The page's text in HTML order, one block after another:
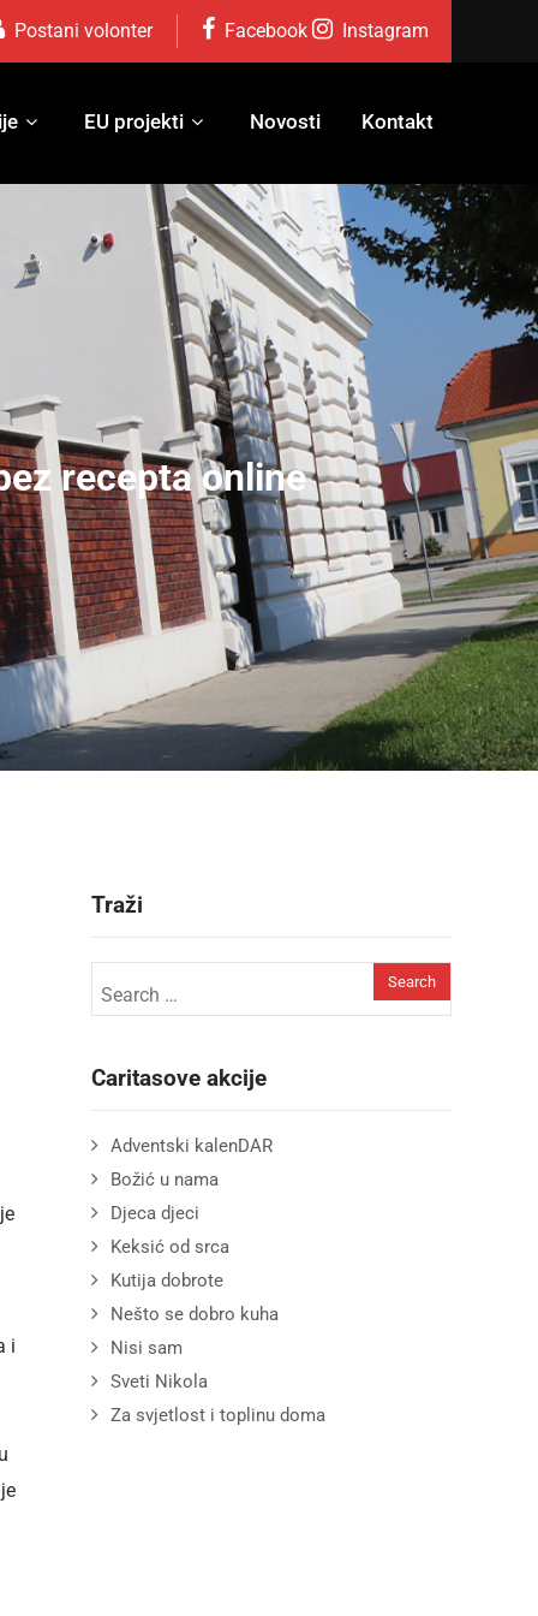
Postani volonter Facebook Instagram
EU projekti Novosti Kontakt
recepta online
i
Traži
Caritasove akcije
Adventski kalenDAR
Božić u nama
Djeca djeci
Keksić od srca
Kutija dobrote
Nešto se dobro kuha
Nisi sam
Sveti Nikola
Za svjetlost i toplinu doma